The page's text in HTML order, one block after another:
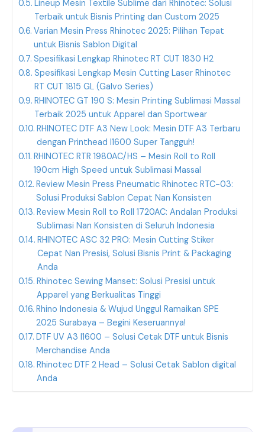
Lineup Mesin Textile Sublime dari Rhinotec: Solusi
Terbaik untuk Bisnis Printing dan Custom 2025
Varian Mesin Press Rhinotec 2025: Pilihan Tepat
untuk Bisnis Sablon Digital
Spesifikasi Lengkap Rhinotec RT CUT 1830 H2
Spesifikasi Lengkap Mesin Cutting Laser Rhinotec
RT CUT 1815 GL (Galvo Series)
RHINOTEC GT 190 S: Mesin Printing Sublimasi Massal
Terbaik 2025 untuk Apparel dan Sportwear
RHINOTEC DTF A3 New Look: Mesin DTF A3 Terbaru
dengan Printhead I1600 Super Tangguh!
RHINOTEC RTR 1980AC/HS – Mesin Roll to Roll
190cm High Speed untuk Sublimasi Massal
Review Mesin Press Pneumatic Rhinotec RTC-03:
Solusi Produksi Sablon Cepat Nan Konsisten
Review Mesin Roll to Roll 1720AC: Andalan Produksi
Sublimasi Nan Konsisten di Seluruh Indonesia
RHINOTEC ASC 32 PRO: Mesin Cutting Stiker
Cepat Nan Presisi, Solusi Bisnis Print & Packaging
Anda
Rhinotec Sewing Manset: Solusi Presisi untuk
Apparel yang Berkualitas Tinggi
Rhino Indonesia & Wujud Unggul Ramaikan SPE
2025 Surabaya – Begini Keseruannya!
DTF UV A3 I1600 – Solusi Cetak DTF untuk Bisnis
Merchandise Anda
Rhinotec DTF 2 Head – Solusi Cetak Sablon digital
Anda